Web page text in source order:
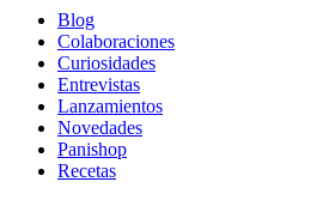
Blog
Colaboraciones
Curiosidades
Entrevistas
Lanzamientos
Novedades
Panishop
Recetas